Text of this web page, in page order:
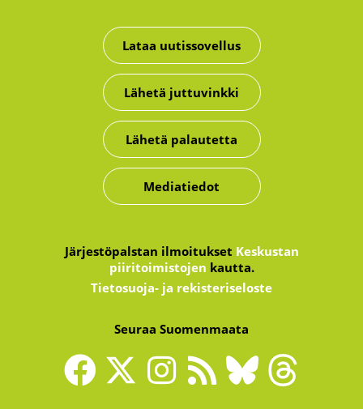
Lataa uutissovellus
Lähetä juttuvinkki
Lähetä palautetta
Mediatiedot
Järjestöpalstan ilmoitukset Keskustan
piiritoimistojen kautta.
Tietosuoja- ja rekisteriseloste
Seuraa Suomenmaata